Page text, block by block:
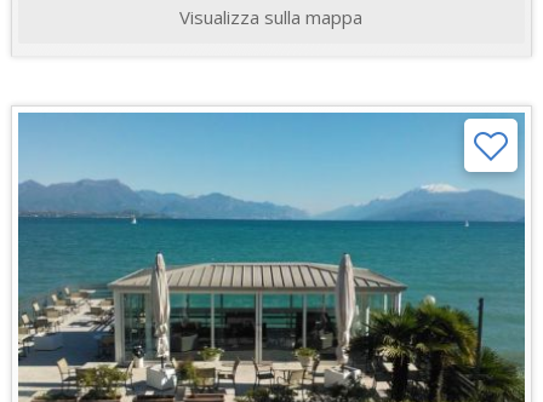
Visualizza sulla mappa